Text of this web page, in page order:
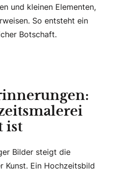
und kleinen Elementen,
So entsteht ein
Botschaft.
ist
Bilder steigt die
Kunst. Ein Hochzeitsbild